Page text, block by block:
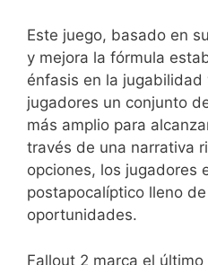
Este juego, basado en
y mejora la fórmula
énfasis en la
jugadores un conjunto
más amplio para
través de una narrativa
opciones, los jugadores
postapocalíptico lleno
oportunidades.
Fallout 2 marca el